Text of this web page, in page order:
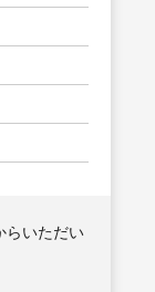
らいただい